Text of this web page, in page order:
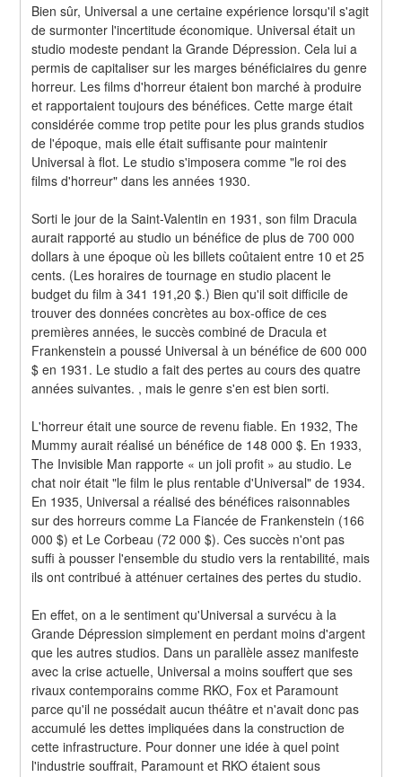
Bien sûr, Universal a une certaine expérience lorsqu'il s'agit
de surmonter l'incertitude économique. Universal était un
studio modeste pendant la Grande Dépression. Cela lui a
permis de capitaliser sur les marges bénéficiaires du genre
horreur. Les films d'horreur étaient bon marché à produire
et rapportaient toujours des bénéfices. Cette marge était
considérée comme trop petite pour les plus grands studios
de l'époque, mais elle était suffisante pour maintenir
Universal à flot. Le studio s'imposera comme "le roi des
films d'horreur" dans les années 1930.
Sorti le jour de la Saint-Valentin en 1931, son film Dracula
aurait rapporté au studio un bénéfice de plus de 700 000
dollars à une époque où les billets coûtaient entre 10 et 25
cents. (Les horaires de tournage en studio placent le
budget du film à 341 191,20 $.) Bien qu'il soit difficile de
trouver des données concrètes au box-office de ces
premières années, le succès combiné de Dracula et
Frankenstein a poussé Universal à un bénéfice de 600 000
$ en 1931. Le studio a fait des pertes au cours des quatre
années suivantes. , mais le genre s'en est bien sorti.
L'horreur était une source de revenu fiable. En 1932, The
Mummy aurait réalisé un bénéfice de 148 000 $. En 1933,
The Invisible Man rapporte « un joli profit » au studio. Le
chat noir était "le film le plus rentable d'Universal" de 1934.
En 1935, Universal a réalisé des bénéfices raisonnables
sur des horreurs comme La Fiancée de Frankenstein (166
000 $) et Le Corbeau (72 000 $). Ces succès n'ont pas
suffi à pousser l'ensemble du studio vers la rentabilité, mais
ils ont contribué à atténuer certaines des pertes du studio.
En effet, on a le sentiment qu'Universal a survécu à la
Grande Dépression simplement en perdant moins d'argent
que les autres studios. Dans un parallèle assez manifeste
avec la crise actuelle, Universal a moins souffert que ses
rivaux contemporains comme RKO, Fox et Paramount
parce qu'il ne possédait aucun théâtre et n'avait donc pas
accumulé les dettes impliquées dans la construction de
cette infrastructure. Pour donner une idée à quel point
l'industrie souffrait, Paramount et RKO étaient sous